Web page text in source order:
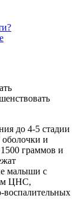
до 4-5 стадии
оболочки и
граммов и
малыши с
ЦНС,